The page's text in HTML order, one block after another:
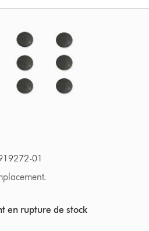
01
en rupture de stock